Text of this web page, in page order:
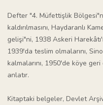
Defter "4. Müfettişlik
kaldırılmasını, Haydaranlı
gelişi"ni, 1938 Askeri
1939'da teslim olmalarını,
kalmalarını, 1950'de köye
anlatır.
Kitaptaki belgeler, Devlet